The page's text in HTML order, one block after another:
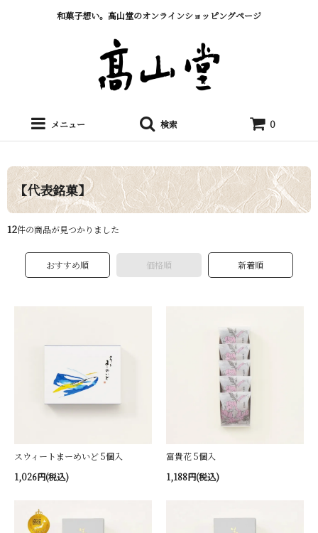
和菓子想い。髙山堂のオンラインショッピングページ
メニュー 検索 0
【代表銘菓】
12件の商品が見つかりました
おすすめ順 価格順 新着順
スウィートまーめいど 5個入
1,026円(税込)
富貴花 5個入
1,188円(税込)